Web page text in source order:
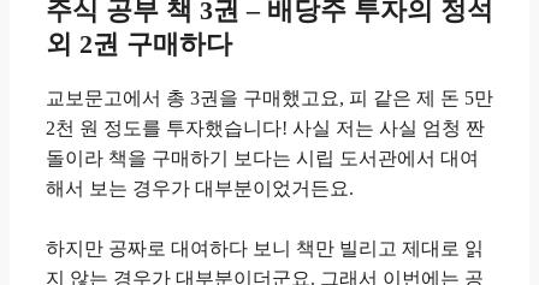
주식 공부 책 3권 – 배당주 투자의 정석
외 2권 구매하다
교보문고에서 총 3권을 구매했고요, 피 같은 제 돈 5만
2천 원 정도를 투자했습니다! 사실 저는 사실 엄청 짠
돌이라 책을 구매하기 보다는 시립 도서관에서 대여
해서 보는 경우가 대부분이었거든요.
하지만 공짜로 대여하다 보니 책만 빌리고 제대로 읽
지 않는 경우가 대부분이더군요. 그래서 이번에는 공